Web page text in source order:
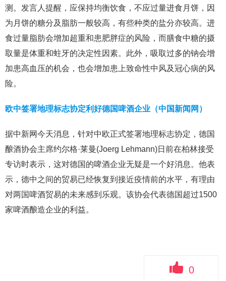
测。发言人提醒，应保持均衡饮食，不应过量进食月饼，因
为月饼的糖分及脂肪一般较高，有些种类的盐分亦较高。进
食过量脂肪会增加超重和患肥胖症的风险，而膳食中糖的摄
取量是体重和蛀牙的决定性因素。此外，吸取过多的钠会增
加患高血压的机会，也会增加患上致命性中风及冠心病的风
险。
欧中签署地理标志协定利好德国啤酒企业（中国新闻网）
据中新网今天消息，针对中欧正式签署地理标志协定，德国
酿酒协会主席约尔格·莱曼(Joerg Lehmann)日前在柏林接受
专访时表示，这对德国的啤酒企业无疑是一个好消息。他表
示，德中之间的贸易已经恢复到接近疫情前的水平，有理由
对两国啤酒贸易的未来感到乐观。该协会代表德国超过1500
家啤酒酿造企业的利益。
0